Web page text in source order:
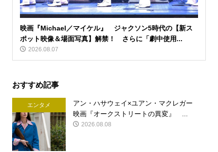
映画『Michael／マイケル』 ジャクソン5時代の【新ス
ポット映像＆場面写真】解禁！ さらに「劇中使用...
2026.08.07
おすすめ記事
エンタメ
アン・ハサウェイ×ユアン・マクレガー
映画『オークストリートの異変』 ...
2026.08.08